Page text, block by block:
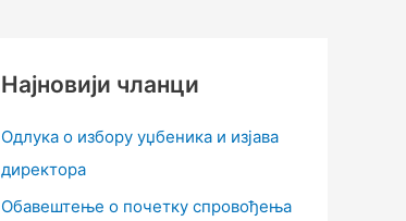
Најновији чланци
Одлука о избору уџбеника и изјава
директора
Обавештење о почетку спровођења